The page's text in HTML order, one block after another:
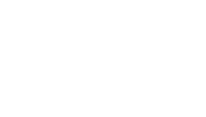
DJV 182 aus der Kategorie